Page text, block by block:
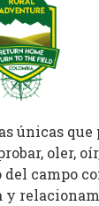
únicas
oler,
campo
y